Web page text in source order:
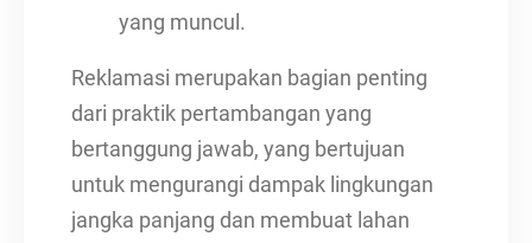
yang muncul.
Reklamasi merupakan bagian penting
dari praktik pertambangan yang
bertanggung jawab, yang bertujuan
untuk mengurangi dampak lingkungan
jangka panjang dan membuat lahan